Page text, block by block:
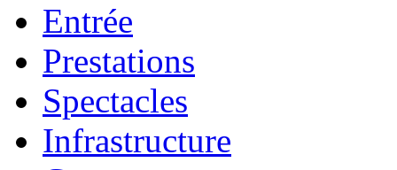
Entrée
Prestations
Spectacles
Infrastructure